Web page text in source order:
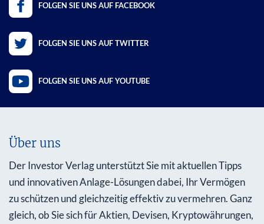
FOLGEN SIE UNS AUF FACEBOOK
FOLGEN SIE UNS AUF TWITTER
FOLGEN SIE UNS AUF YOUTUBE
Über uns
Der Investor Verlag unterstützt Sie mit aktuellen Tipps
und innovativen Anlage-Lösungen dabei, Ihr Vermögen
zu schützen und gleichzeitig effektiv zu vermehren. Ganz
gleich, ob Sie sich für Aktien, Devisen, Kryptowährungen,